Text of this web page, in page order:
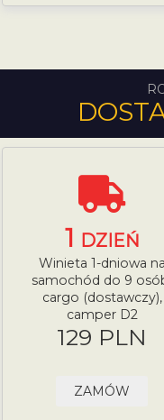
1 DZIEŃ
Winieta 1-dniowa na
samochód do 9
cargo (dostawczy),
camper D2
129 PLN
ZAMÓW